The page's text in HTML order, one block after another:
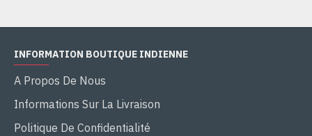
INFORMATION BOUTIQUE INDIENNE
A Propos De Nous
Informations Sur La Livraison
Politique De Confidentialité